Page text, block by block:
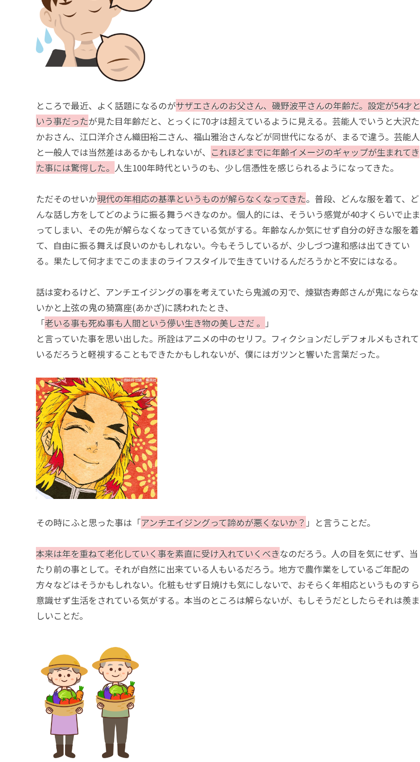
ところで最近、よく話題になるのがサザエさんのお父さん、磯野波平さんの年齢だ。設定が54才と
いう事だったが見た目年齢だと、とっくに70才は超えているように見える。芸能人でいうと大沢た
かおさん、江口洋介さん織田裕二さん、福山雅治さんなどが同世代になるが、まるで違う。芸能人
と一般人では当然差はあるかもしれないが、
これほどまでに年齢イメージのギャップが生まれてき
た事には驚愕した。 人生100年時代というのも、少し信憑性を感じられるようになってきた。
ただそのせいか現代の年相応の基準というものが解らなくなってきた。普段、どんな服を着て、ど
んな話し方をしてどのように振る舞うべきなのか。個人的には、そういう感覚が40才くらいで止ま
ってしまい、その先が解らなくなってきている気がする。年齢なんか気にせず自分の好きな服を着
て、自由に振る舞えば良いのかもしれない。今もそうしているが、少しづつ違和感は出てきてい
る。果たして何才までこのままのライフスタイルで生きていけるんだろうかと不安にはなる。
話は変わるけど、アンチエイジングの事を考えていたら鬼滅の刃で、煉獄杏寿郎さんが鬼にならな
いかと上弦の鬼の猗窩座(あかざ)に誘われたとき、
「老いる事も死ぬ事も人間という儚い生き物の美しさだ 。 」
と言っていた事を思い出した。所詮はアニメの中のセリフ。フィクションだしデフォルメもされて
いるだろうと軽視することもできたかもしれないが、僕にはガツンと響いた言葉だった。
その時にふと思った事は「アンチエイジングって諦めが悪くないか？ 」と言うことだ。
本来は年を重ねて老化していく事を素直に受け入れていくべきなのだろう。人の目を気にせず、当
たり前の事として。それが自然に出来ている人もいるだろう。地方で農作業をしているご年配の
方々などはそうかもしれない。化粧もせず日焼けも気にしないで、おそらく年相応というものすら
意識せず生活をされている気がする。本当のところは解らないが、もしそうだとしたらそれは羨ま
しいことだ。